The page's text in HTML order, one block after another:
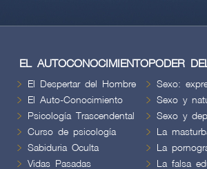
EL AUTOCONOCIMIENTO
El Despertar del Hombre
El Auto-Conocimiento
Psicología Trascendental
Curso de psicología
Sabiduria Oculta
Vidas Pasadas
PODER
Sexo:
Sexo y
Sexo y
La
La
La falsa